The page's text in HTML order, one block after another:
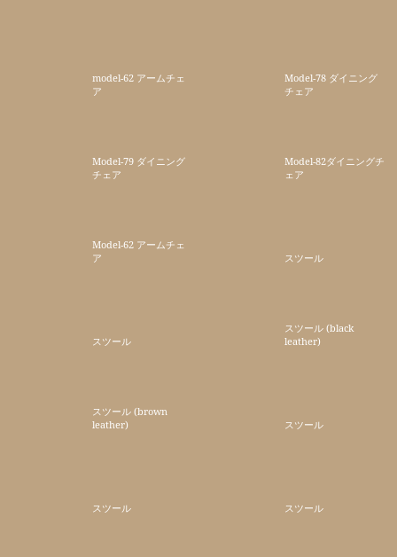
model-62 アームチェ
ア
Model-78 ダイニング
チェア
Model-79 ダイニング
チェア
Model-82ダイニングチ
ェア
Model-62 アームチェ
ア
スツール
スツール
スツール (black
leather)
スツール (brown
leather)
スツール
スツール スツール